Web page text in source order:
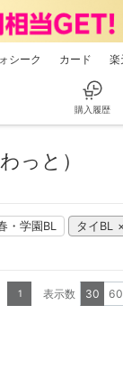
シーク カード 楽
購入履歴
っと）
・学園BL タイBL
1 表示数 30 60